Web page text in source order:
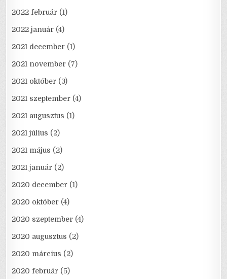
2022 február (1)
2022 január (4)
2021 december (1)
2021 november (7)
2021 október (3)
2021 szeptember (4)
2021 augusztus (1)
2021 július (2)
2021 május (2)
2021 január (2)
2020 december (1)
2020 október (4)
2020 szeptember (4)
2020 augusztus (2)
2020 március (2)
2020 február (5)